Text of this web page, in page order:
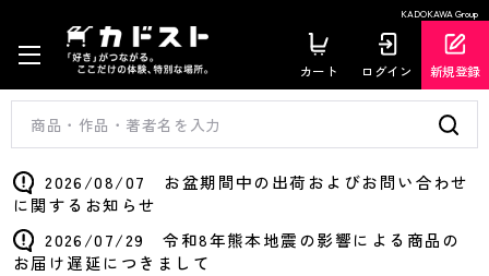
KADOKAWA Group
カート ログイン 新規登録
2026/08/07 お盆期間中の出荷およびお問い合わせ
に関するお知らせ
2026/07/29 令和8年熊本地震の影響による商品の
お届け遅延につきまして